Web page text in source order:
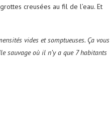
creusées au fil de l’eau. Et
vides et somptueuses. Ça vous
sauvage où il n’y a que 7 habitants